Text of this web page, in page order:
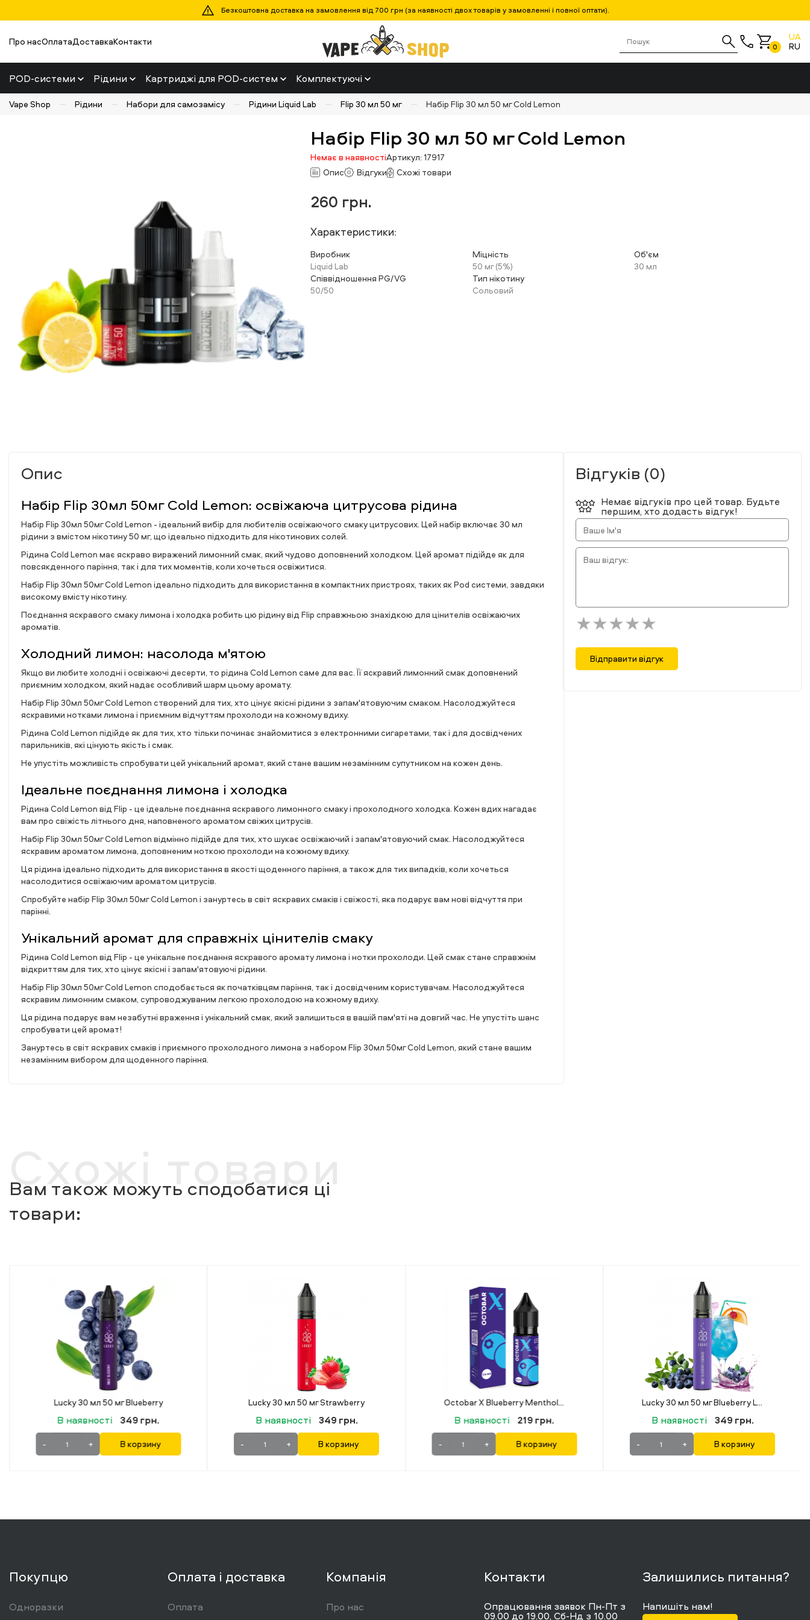
Безкоштовна доставка на замовлення від 700 грн (за наявності двох товарів у замовленні і повної оптати).
Про насОплатаДоставкаКонтакти 0
UA
RU
POD-системи Рідини Картриджі для POD-систем Комплектуючі
Vape Shop Рідини Набори для самозамісу Рідини Liquid Lab Flip 30 мл 50 мг Набір Flip 30 мл 50 мг Cold Lemon
Набір Flip 30 мл 50 мг Cold Lemon
Немає в наявностіАртикул: 17917
Опис
Відгуки Схожі товари
260 грн.
Характеристики:
Виробник
Liquid Lab
Міцність
50 мг (5%)
Об'єм
30 мл
Співвідношення PG/VG
50/50
Тип нікотину
Сольовий
Опис
Набір Flip 30мл 50мг Cold Lemon: освіжаюча цитрусова рідина
Набір Flip 30мл 50мг Cold Lemon - ідеальний вибір для любителів освіжаючого смаку цитрусових. Цей набір включає 30 мл
рідини з вмістом нікотину 50 мг, що ідеально підходить для нікотинових солей.
Рідина Cold Lemon має яскраво виражений лимонний смак, який чудово доповнений холодком. Цей аромат підійде як для
повсякденного паріння, так і для тих моментів, коли хочеться освіжитися.
Набір Flip 30мл 50мг Cold Lemon ідеально підходить для використання в компактних пристроях, таких як Pod системи, завдяки
високому вмісту нікотину.
Поєднання яскравого смаку лимона і холодка робить цю рідину від Flip справжньою знахідкою для цінителів освіжаючих
ароматів.
Холодний лимон: насолода м'ятою
Якщо ви любите холодні і освіжаючі десерти, то рідина Cold Lemon саме для вас. Її яскравий лимонний смак доповнений
приємним холодком, який надає особливий шарм цьому аромату.
Набір Flip 30мл 50мг Cold Lemon створений для тих, хто цінує якісні рідини з запам'ятовуючим смаком. Насолоджуйтеся
яскравими нотками лимона і приємним відчуттям прохолоди на кожному вдиху.
Рідина Cold Lemon підійде як для тих, хто тільки починає знайомитися з електронними сигаретами, так і для досвідчених
парильників, які цінують якість і смак.
Не упустіть можливість спробувати цей унікальний аромат, який стане вашим незамінним супутником на кожен день.
Ідеальне поєднання лимона і холодка
Рідина Cold Lemon від Flip - це ідеальне поєднання яскравого лимонного смаку і прохолодного холодка. Кожен вдих нагадає
вам про свіжість літнього дня, наповненого ароматом свіжих цитрусів.
Набір Flip 30мл 50мг Cold Lemon відмінно підійде для тих, хто шукає освіжаючий і запам'ятовуючий смак. Насолоджуйтеся
яскравим ароматом лимона, доповненим ноткою прохолоди на кожному вдиху.
Ця рідина ідеально підходить для використання в якості щоденного паріння, а також для тих випадків, коли хочеться
насолодитися освіжаючим ароматом цитрусів.
Спробуйте набір Flip 30мл 50мг Cold Lemon і зануртесь в світ яскравих смаків і свіжості, яка подарує вам нові відчуття при
парінні.
Унікальний аромат для справжніх цінителів смаку
Рідина Cold Lemon від Flip - це унікальне поєднання яскравого аромату лимона і нотки прохолоди. Цей смак стане справжнім
відкриттям для тих, хто цінує якісні і запам'ятовуючі рідини.
Набір Flip 30мл 50мг Cold Lemon сподобається як початківцям паріння, так і досвідченим користувачам. Насолоджуйтеся
яскравим лимонним смаком, супроводжуваним легкою прохолодою на кожному вдиху.
Ця рідина подарує вам незабутні враження і унікальний смак, який залишиться в вашій пам'яті на довгий час. Не упустіть шанс
спробувати цей аромат!
Зануртесь в світ яскравих смаків і приємного прохолодного лимона з набором Flip 30мл 50мг Cold Lemon, який стане вашим
незамінним вибором для щоденного паріння.
Відгуків (0)
Немає відгуків про цей товар. Будьте
першим, хто додасть відгук!
Відправити відгук
Схожі товари
Вам також можуть сподобатися ці
товари:
Lucky 30 мл 50 мг Strawberry
В наявності 349 грн.
+ В корзину
В наявності 219 грн.
+ В корзину
В наявності 349 грн.
+ В корзину
В наявності 499 грн.
+ В корзину
Покупцю
Одноразки
Оплата і доставка
Оплата
Компанія
Про нас
Контакти
Опрацювання заявок Пн-Пт з
09.00 до 19.00, Сб-Нд з 10.00
Залишились питання?
Напишіть нам!